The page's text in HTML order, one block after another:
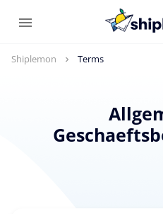
Shiplemon Terms